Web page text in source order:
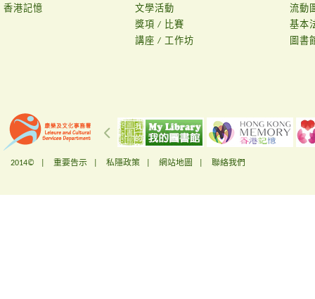
香港記憶
文學活動
獎項 / 比賽
講座 / 工作坊
流動
基本
圖書
2014© | 重要告示 私隱政策 網站地圖 聯絡我們